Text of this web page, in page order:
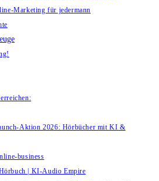
Marketing für jedermann
Aktion 2026: Hörbücher mit KI &
business
| KI‑Audio Empire